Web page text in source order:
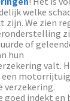
welke
zijn. We zien
of
hun
valt.
een motorrijtuig
verzekering.
goed indekt en